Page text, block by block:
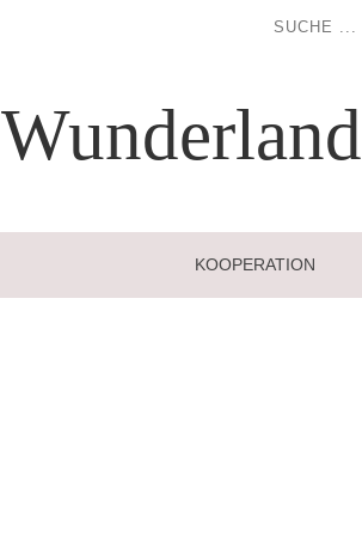
Wunderland
KOOPERATION